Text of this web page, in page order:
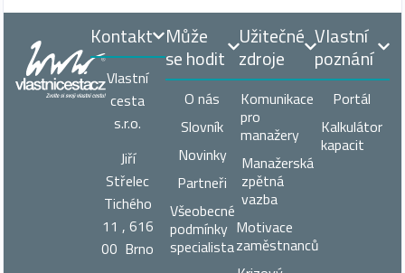
Může
se hodit
O nás
Slovník
Novinky
Partneři
Všeobecné
podmínky
specialista
Užitečné
zdroje
Komunikace
pro
manažery
Manažerská
zpětná
vazba
Motivace
zaměstnanců
Vlastní
poznání
Portál
Kalkulátor
kapacit
Kontakt
Vlastní
cesta
s.r.o.
Jiří
Střelec
Tichého
11 , 616
00 Brno